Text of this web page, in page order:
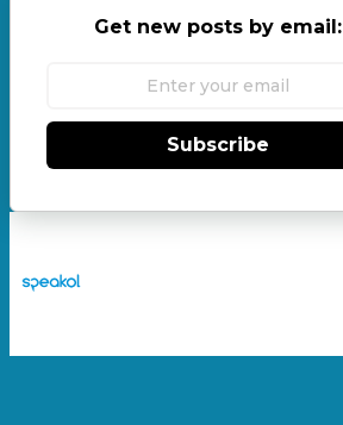
Get new posts by email:
Subscribe